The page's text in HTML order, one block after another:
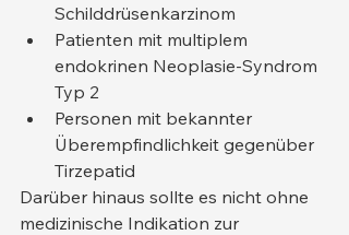
Schilddrüsenkarzinom
Patienten mit multiplem
endokrinen Neoplasie-Syndrom
Typ 2
Personen mit bekannter
Überempfindlichkeit gegenüber
Tirzepatid
Darüber hinaus sollte es nicht ohne
medizinische Indikation zur